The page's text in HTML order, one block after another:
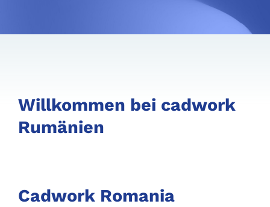
Willkommen bei cadwork
Rumänien
Cadwork Romania